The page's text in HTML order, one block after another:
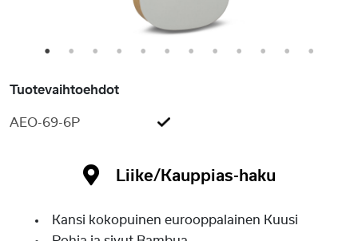
1 2 3 4 5 6 7 8 9 10 11 12
Tuotevaihtoehdot
AEO-69-6P
Liike/Kauppias-haku
Kansi kokopuinen eurooppalainen Kuusi